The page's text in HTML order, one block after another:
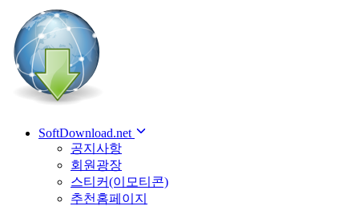
SoftDownload.net
공지사항
회원광장
스티커(이모티콘)
추천홈페이지